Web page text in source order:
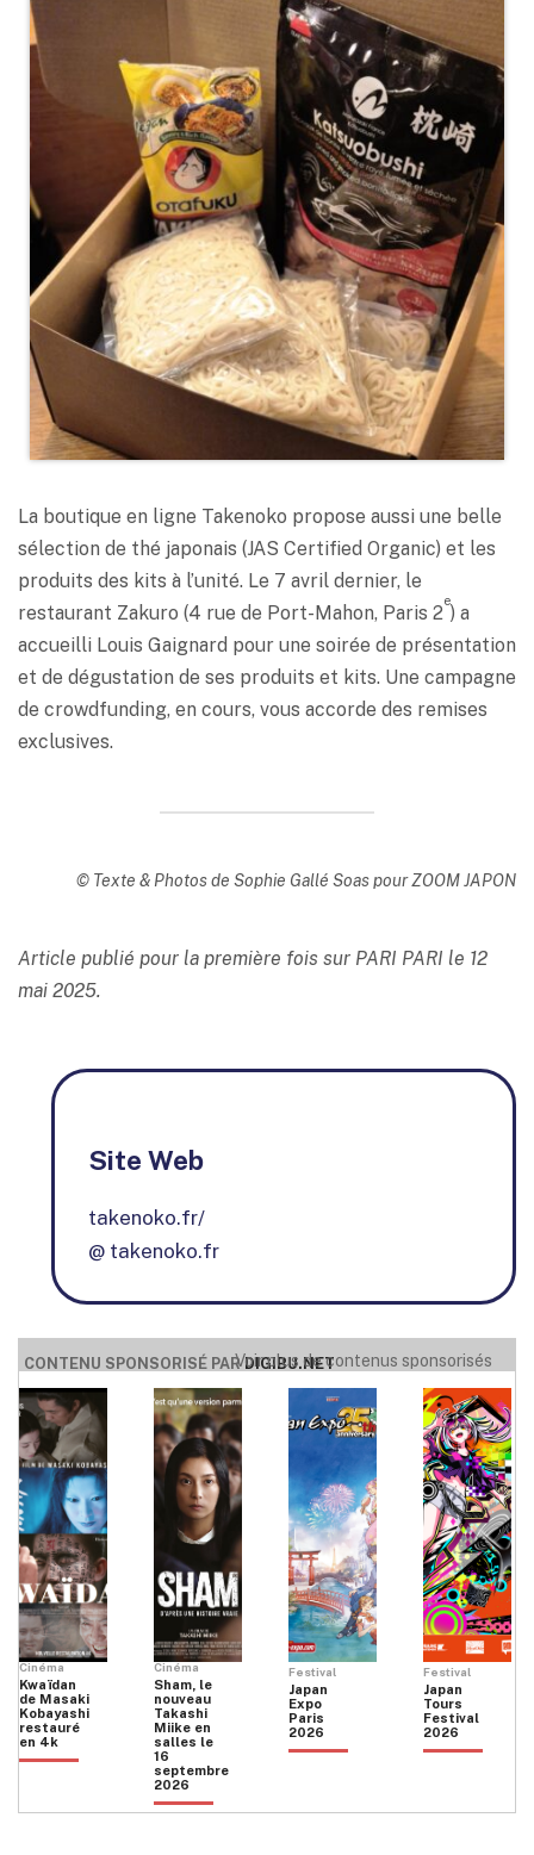
La boutique en ligne Takenoko propose aussi une belle
sélection de thé japonais (JAS Certified Organic) et les
produits des kits à l’unité. Le 7 avril dernier, le
restaurant Zakuro (4 rue de Port-Mahon, Paris 2
e
) a
accueilli Louis Gaignard pour une soirée de présentation
et de dégustation de ses produits et kits. Une campagne
de crowdfunding, en cours, vous accorde des remises
exclusives.
© Texte & Photos de Sophie Gallé Soas pour ZOOM JAPON
Article publié pour la première fois sur PARI PARI le 12
mai 2025.
Site Web
takenoko.fr/
@ takenoko.fr
CONTENU SPONSORISÉ PARDIGIBU.NET
Voir plus de contenus sponsorisés
Cinéma
Kwaïdan
de Masaki
Kobayashi
restauré
en 4k
Cinéma
Sham, le
nouveau
Takashi
Miike en
salles le
16
septembre
2026
Festival
Japan
Expo
Paris
2026
Festival
Japan
Tours
Festival
2026